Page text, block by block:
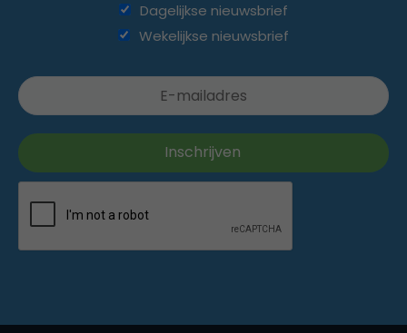
Dagelijkse nieuwsbrief
Wekelijkse nieuwsbrief